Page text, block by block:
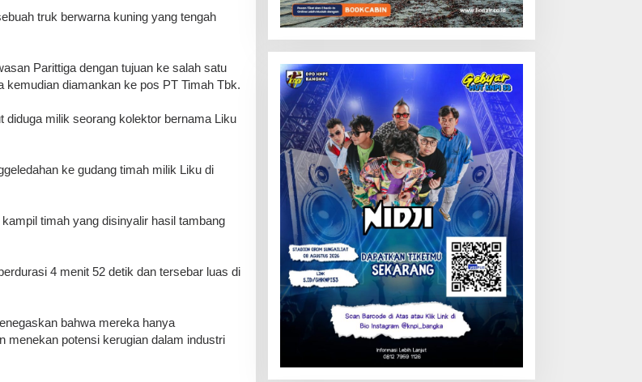
truk berwarna kuning yang tengah
Parittiga dengan tujuan ke salah satu
diamankan ke pos PT Timah Tbk.
milik seorang kolektor bernama Liku
ke gudang timah milik Liku di
timah yang disinyalir hasil tambang
4 menit 52 detik dan tersebar luas di
bahwa mereka hanya
menekan potensi kerugian dalam industri